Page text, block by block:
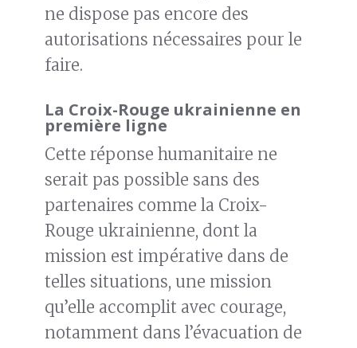
ne dispose pas encore des
autorisations nécessaires pour le
faire.
La Croix-Rouge ukrainienne en
première ligne
Cette réponse humanitaire ne
serait pas possible sans des
partenaires comme la Croix-
Rouge ukrainienne, dont la
mission est impérative dans de
telles situations, une mission
qu’elle accomplit avec courage,
notamment dans l’évacuation de